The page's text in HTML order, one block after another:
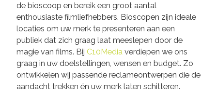
de bioscoop en bereik een groot aantal
enthousiaste filmliefhebbers. Bioscopen zijn ideale
locaties om uw merk te presenteren aan een
publiek dat zich graag laat meeslepen door de
magie van films. Bij C10Mediaverdiepen we ons
graag in uw doelstellingen, wensen en budget. Zo
ontwikkelen wij passende reclameontwerpen die de
aandacht trekken én uw merk laten schitteren.